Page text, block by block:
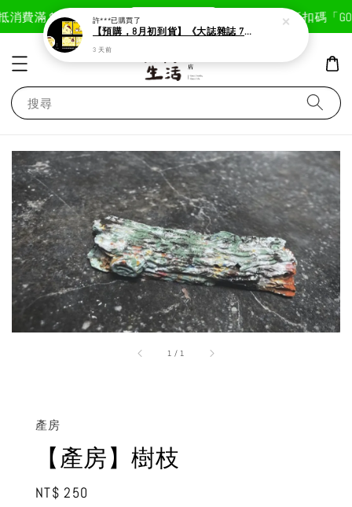
消費滿＄1800免運費 現在去購物！ 首次註冊輸入折扣碼「
搜尋
1 / 1
產房
【產房】樹枝
Regular
NT$ 250
許***已購買了
【預購，8月初到貨】《大誌雜誌 7月號 第 196 期》封面：布丁狗
3 天前